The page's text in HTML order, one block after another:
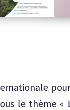
le thème «